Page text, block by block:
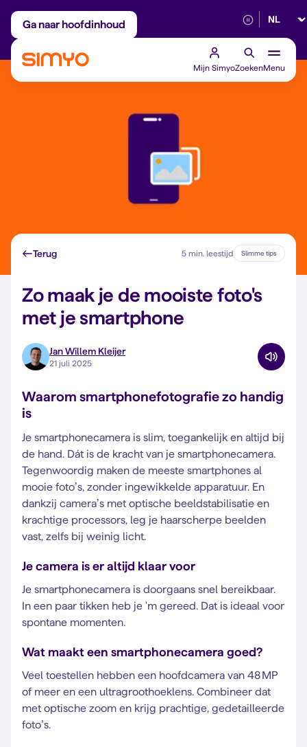
Ga naar hoofdinhoud
Maandelijks aanpasbaar Betrouwbaar
Mijn SimyoZoekenMenu
Terug 5 min. leestijd Slimme tips
Zo maak je de mooiste foto's
met je smartphone
Jan Willem Kleijer
21 juli 2025
Waarom smartphonefotografie zo handig
is
Je smartphonecamera is slim, toegankelijk en altijd bij
de hand. Dát is de kracht van je smartphonecamera.
Tegenwoordig maken de meeste smartphones al
mooie foto’s, zonder ingewikkelde apparatuur. En
dankzij camera’s met optische beeldstabilisatie en
krachtige processors, leg je haarscherpe beelden
vast, zelfs bij weinig licht.
Je camera is er altijd klaar voor
Je smartphonecamera is doorgaans snel bereikbaar.
In een paar tikken heb je 'm gereed. Dat is ideaal voor
spontane momenten.
Wat maakt een smartphonecamera goed?
Veel toestellen hebben een hoofdcamera van 48 MP
of meer en een ultragroothoeklens. Combineer dat
met optische zoom en krijg prachtige, gedetailleerde
foto’s.